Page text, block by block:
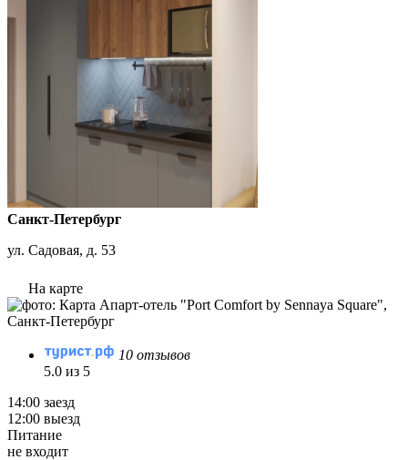
Санкт-Петербург
ул. Садовая, д. 53
На карте
10 отзывов
5.0 из 5
14:00 заезд
12:00 выезд
Питание
не входит